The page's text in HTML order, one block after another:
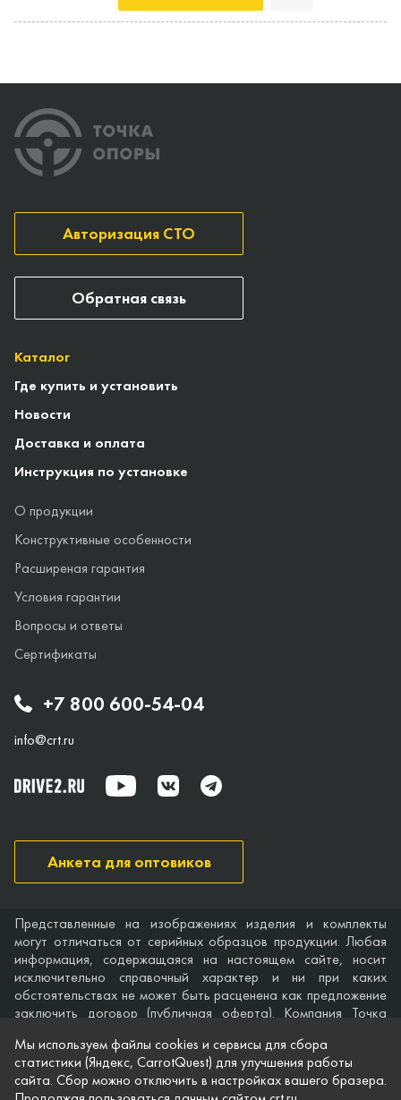
+7 800 600-54-04
info@crt.ru
Каталог
Где купить и установить
Новости
Доставка и оплата
Инструкция по установке
О продукции
Конструктивные особенности
Расширеная гарантия
Условия гарантии
Вопросы и ответы
Сертификаты
Авторизация СТО
Анкета для оптовиков
Обратная связь
Представленные на изображениях изделия и комплекты
могут отличаться от серийных образцов продукции. Любая
информация, содержащаяся на настоящем сайте, носит
исключительно справочный характер и ни при каких
обстоятельствах не может быть расценена как предложение
заключить договор (публичная оферта). Компания Точка
точности и полноты информации на веб-сайте, а также по
поводу беспрепятственного доступа к нему в любое время.
Технические характеристики и комплектация изделий,
Мы используем файлы cookies и сервисы для сбора
статистики (Яндекс, CarrotQuest) для улучшения работы
сайта. Сбор можно отключить в настройках вашего бразера.